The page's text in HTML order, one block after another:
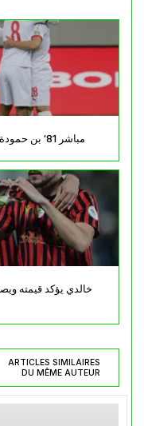
مباشر 81′ بن حمودة يضيع فرصة تعديل النتيجة لشباب بلوزداد
خالدي يؤكد قيمته
ARTICLES SIMILAIRES
DU MÊME AUTEUR